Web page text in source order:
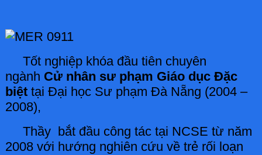
Tốt nghiệp khóa đầu tiên chuyên
ngành Cử nhân sư phạm Giáo dục Đặc
biệt tại Đại học Sư phạm Đà Nẵng (2004 –
2008),
Thầy bắt đầu công tác tại NCSE từ năm
2008 với hướng nghiên cứu về trẻ rối loạn